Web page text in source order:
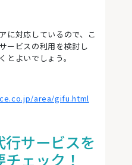
に対応しているので、こ
ービスの利用を検討し
とよいでしょう。
area/gifu.html
サービスを
ェック！